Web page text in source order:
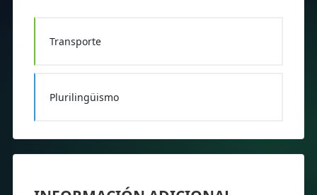
Transporte
Plurilingüismo